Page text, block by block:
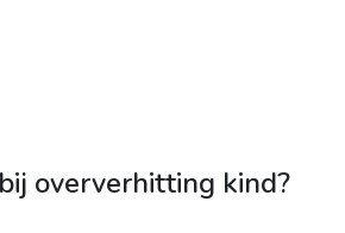
oververhitting kind?